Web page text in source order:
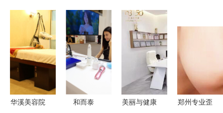
华溪美容院
和而泰
美丽与健康
郑州专业歪